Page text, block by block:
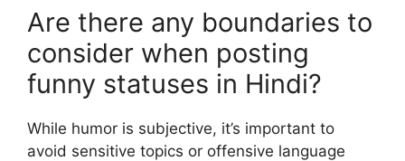
Are there any boundaries to
consider when posting
funny statuses in Hindi?
While humor is subjective, it’s important to
avoid sensitive topics or offensive language